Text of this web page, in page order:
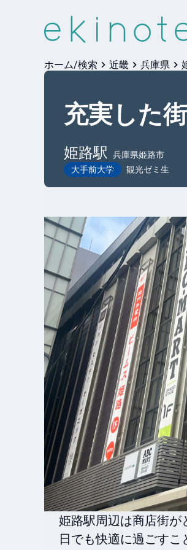
ホーム/検索 近畿 兵庫県
充実した
姫路駅
兵庫県姫路市
大手前大学
観光ゼミ生
姫路駅周辺は商店街が
日でも快適に過ごす